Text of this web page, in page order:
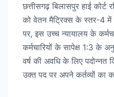
छत्तीसगढ़ बिलासपुर हाई कोर्ट
को वेतन मैट्रिक्स के स्तर-4 में
पर, इस उच्च न्यायालय के
कर्मचारियों के सापेक्ष 1:3 के
वर्ष की अवधि के लिए पदोन्नत
उक्त पद पर अपने कर्तव्यों का